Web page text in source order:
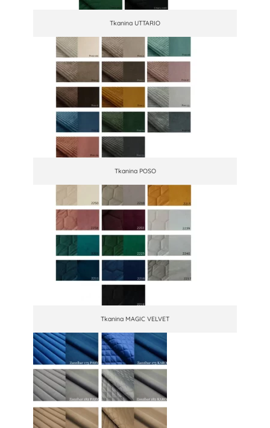
Tkanina UTTARIO
Tkanina POSO
Tkanina MAGIC VELVET